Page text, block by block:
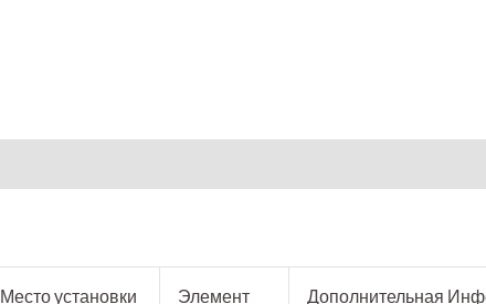
Место установки Элемент Дополнительная